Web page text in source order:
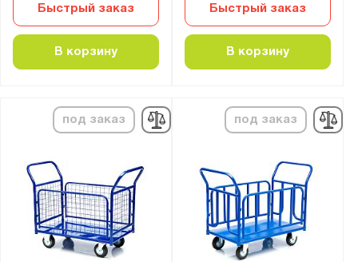
Быстрый заказ
В корзину
Быстрый заказ
В корзину
под заказ под заказ